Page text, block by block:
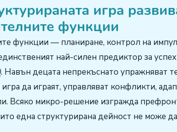
игра
функции
функции — планиране, контрол на
най-силен предиктор за
Навън децата непрекъснато упражняват
да играят, управляват конфликти,
Всяко микро-решение изгражда
една структурирана дейност не може